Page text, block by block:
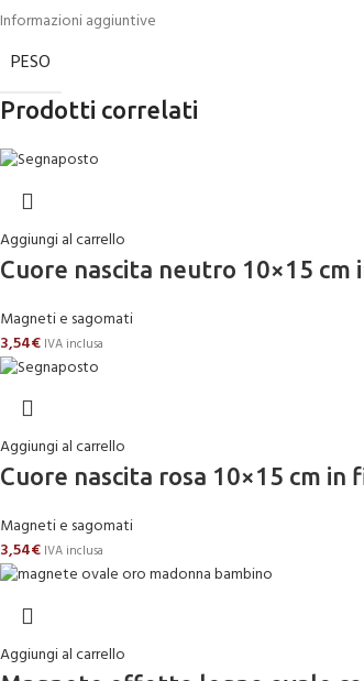
Informazioni aggiuntive
PESO
Prodotti correlati
Aggiungi al carrello
Cuore nascita neutro 10×15
Magneti e sagomati
3,54€ IVA inclusa
Aggiungi al carrello
Cuore nascita rosa 10×15 cm
Magneti e sagomati
3,54€ IVA inclusa
Aggiungi al carrello